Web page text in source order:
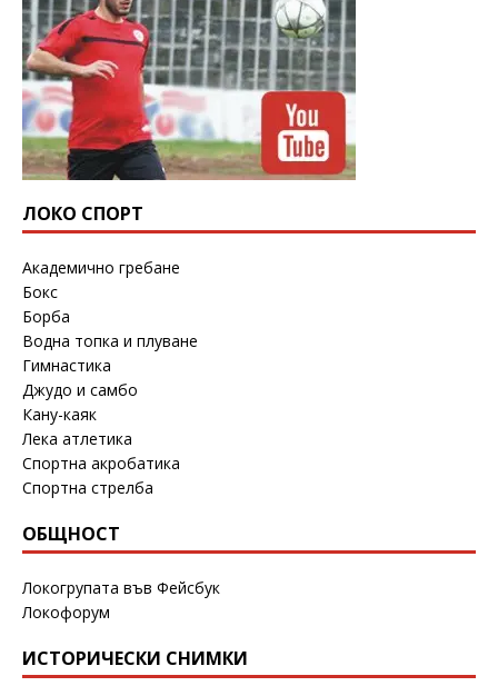
ЛОКО СПОРТ
Академично гребане
Бокс
Борба
Водна топка и плуване
Гимнастика
Джудо и самбо
Кану-каяк
Лека атлетика
Спортна акробатика
Спортна стрелба
ОБЩНОСТ
Локогрупата във Фейсбук
Локофорум
ИСТОРИЧЕСКИ СНИМКИ